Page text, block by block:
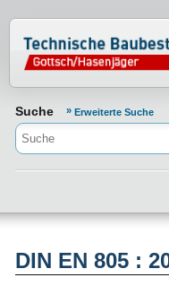
Normenportal
Suche Erweiterte Suche
DIN EN 805 :